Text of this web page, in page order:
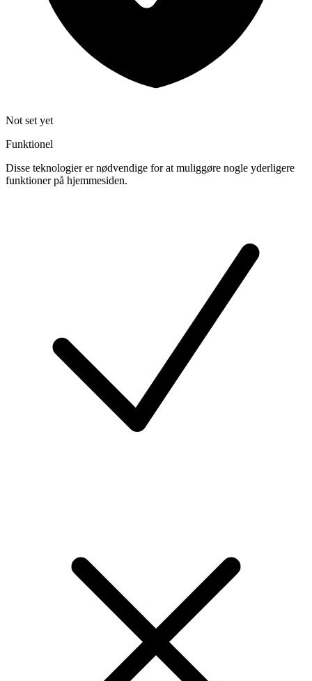
Not set yet
Funktionel
Disse teknologier er nødvendige for at muliggøre nogle yderligere
funktioner på hjemmesiden.